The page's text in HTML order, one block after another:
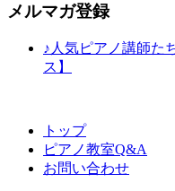
メルマガ登録
♪人気ピアノ講師た
ス】
トップ
ピアノ教室Q&A
お問い合わせ